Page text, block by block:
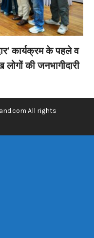
कार्यक्रम के पहले व
की जनभागीदारी
All rights